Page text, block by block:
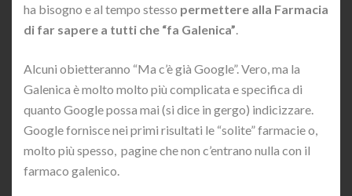
ha bisogno e al tempo stesso permettere alla Farmacia
di far sapere a tutti che “fa Galenica”
Alcuni obietteranno “Ma c’è già Google”. Vero, ma la
Galenica è molto molto più complicata e specifica di
quanto Google possa mai (si dice in gergo) indicizzare.
Google fornisce nei primi risultati le “solite” farmacie o,
molto più spesso, pagine che non c’entrano nulla con il
farmaco galenico.